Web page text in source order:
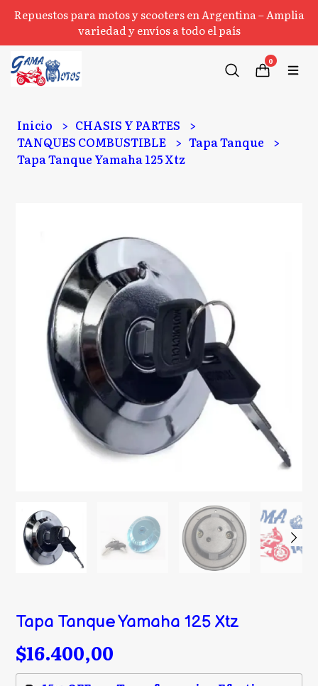
Repuestos para motos y scooters en Argentina – Amplia
variedad y envíos a todo el país
0
Inicio
CHASIS Y PARTES
TANQUES COMBUSTIBLE
Tapa Tanque
Tapa Tanque Yamaha 125 Xtz
Tapa Tanque Yamaha 125 Xtz
$16.400,00